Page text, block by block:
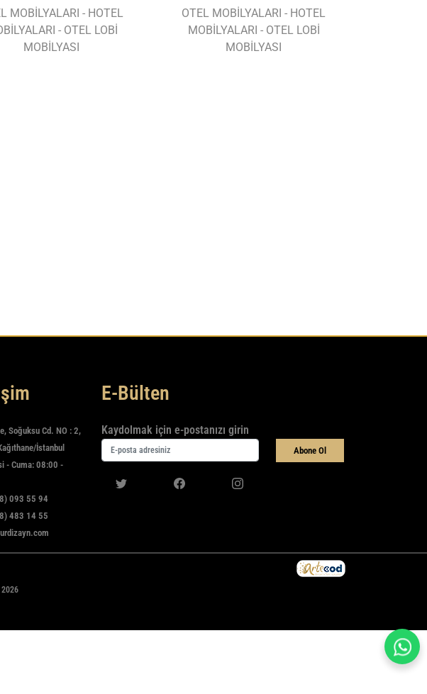
MOBİLYALARI - HOTEL
- OTEL LOBİ
MOBİLYASI
OTEL MOBİLYALARI - HOTEL
MOBİLYALARI - OTEL LOBİ
MOBİLYASI
Soğuksu Cd. NO : 2,
İstanbul
- Cuma: 08:00 -
093 55 94
483 14 55
E-Bülten
Kaydolmak için e-postanızı girin
Abone Ol
2026